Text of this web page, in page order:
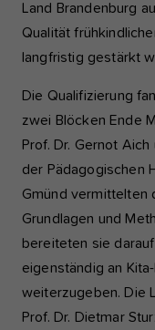
Land Brandenburg
Qualität
langfristig gestärkt
Die Qualifizierung
zwei Blöcken Ende
Prof. Dr. Gernot
der Pädagogischen
Gmünd vermittelten
Grundlagen und
bereiteten sie
eigenständig an
weiterzugeben. Die
Prof. Dr. Dietmar